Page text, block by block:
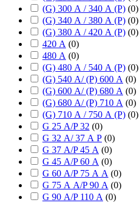
(G) 300 А / 340 А (P) (0)
(G) 340 А / 380 А (P) (0)
(G) 380 А / 420 А (P) (0)
420 А (0)
480 А (0)
(G) 480 А / 540 А (P) (0)
(G) 540 А/ (P) 600 А (0)
(G) 600 А/ (P) 680 А (0)
(G) 680 А/ (P) 710 А (0)
(G) 710 А / 750 А (P) (0)
G 25 А/P 32 (0)
G 32 А/ 37 А P (0)
G 37 А/P 45 А (0)
G 45 А/P 60 А (0)
G 60 А/P 75 А А (0)
G 75 А А/P 90 А (0)
G 90 А/P 110 А (0)